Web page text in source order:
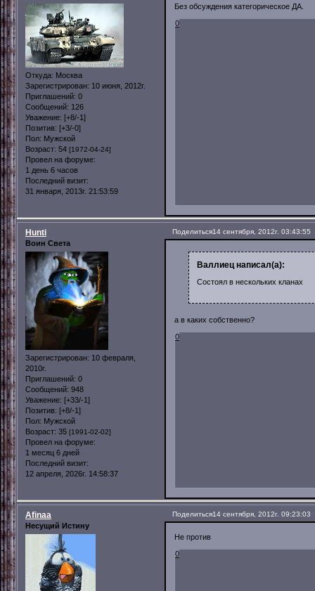
Откуда: Москва
Зарегистрирован: 10 июня, 2012г.
Приглашений: 0
Сообщений: 126
Уважение: [+8/-1]
Позитив: [+3/-0]
Пол: Мужской
Возраст: 54 [1972-04-24]
Провел на форуме:
1 день 6 часов
Последний визит:
31 января, 2013г. 21:53:59
Без обсуждения категорическое ДА.
0
Поделиться14 сентября, 2012г. 03:43:55
Hunti
Воин Света
Зарегистрирован: 10 февраля,
2010г.
Приглашений: 0
Сообщений: 948
Уважение: [+33/-1]
Позитив: [+8/-1]
Пол: Мужской
Возраст: 35 [1991-02-02]
Провел на форуме:
1 месяц 6 дней
Последний визит:
12 апреля, 2026г. 14:58:37
Валлиец написал(а):
Состоял в нескольких кланах
а в каких собственно?
0
Поделиться14 сентября, 2012г. 09:23:03
Afinaa
Несущий Истину
Не против
0